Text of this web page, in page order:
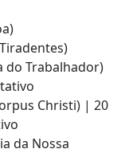
do Trabalhador)
Christi) | 20
da Nossa